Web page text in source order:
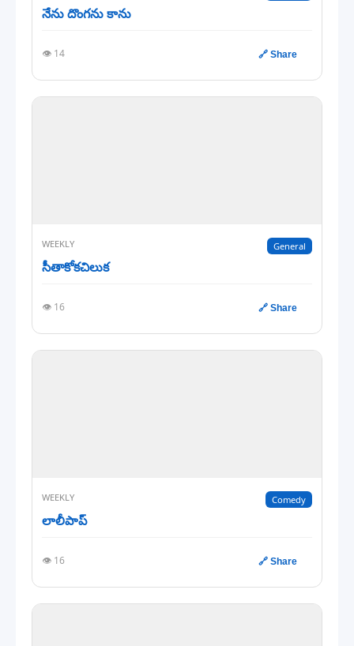
నేను దొంగను కాను
👁️ 14 🔗 Share
WEEKLY General
సీతాకోకచిలుక
👁️ 16 🔗 Share
WEEKLY Comedy
లాలీపాప్
👁️ 16 🔗 Share